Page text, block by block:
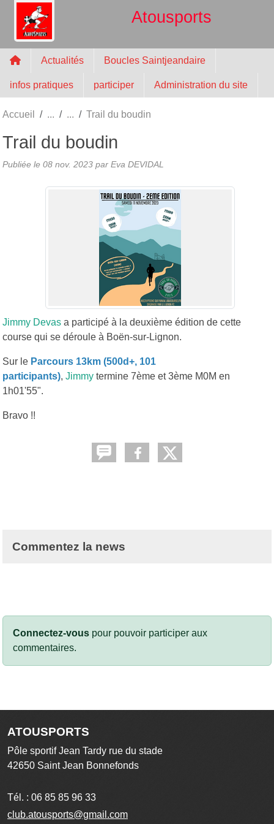
Atousports
Actualités Boucles Saintjeandaire
infos pratiques participer Administration du site
Accueil Trail du boudin
Trail du boudin
Publiée le 08 nov. 2023 par Eva DEVIDAL
Jimmy Devas a participé à la deuxième édition de cette
course qui se déroule à Boën-sur-Lignon.
Sur le Parcours 13km (500d+, 101
participants), Jimmy termine 7ème et 3ème M0M en
1h01'55".
Bravo !!
Commentez la news
Connectez-vous pour pouvoir participer aux
commentaires.
ATOUSPORTS
Pôle sportif Jean Tardy rue du stade
42650 Saint Jean Bonnefonds
Tél. : 06 85 85 96 33
club.atousports@gmail.com
Panneau de gestion des cookies